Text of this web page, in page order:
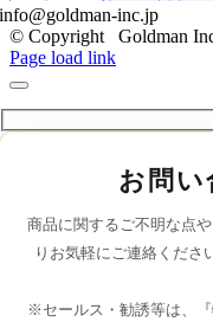
info@goldman-inc.jp
© Copyright Goldman
Page load link
お問
商品に関するご不明な点
りお気軽にご連絡くださ
※セールス・勧誘等は、